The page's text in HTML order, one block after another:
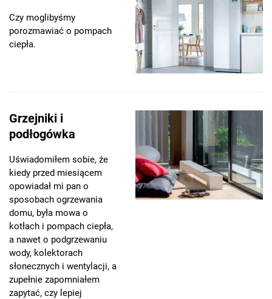
Czy moglibyśmy
porozmawiać o pompach
ciepła.
Grzejniki i
podłogówka
Uświadomiłem sobie, że
kiedy przed miesiącem
opowiadał mi pan o
sposobach ogrzewania
domu, była mowa o
kotłach i pompach ciepła,
a nawet o podgrzewaniu
wody, kolektorach
słonecznych i wentylacji, a
zupełnie zapomniałem
zapytać, czy lepiej